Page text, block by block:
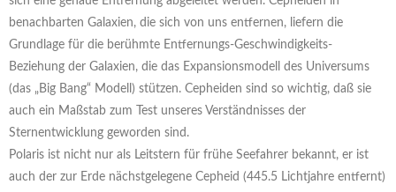
benachbarten Galaxien, die sich von uns entfernen, liefern die
Grundlage für die berühmte Entfernungs-Geschwindigkeits-
Beziehung der Galaxien, die das Expansionsmodell des Universums
(das „Big Bang“ Modell) stützen. Cepheiden sind so wichtig, daß sie
auch ein Maßstab zum Test unseres Verständnisses der
Sternentwicklung geworden sind.
Polaris ist nicht nur als Leitstern für frühe Seefahrer bekannt, er ist
auch der zur Erde nächstgelegene Cepheid (445.5 Lichtjahre entfernt)